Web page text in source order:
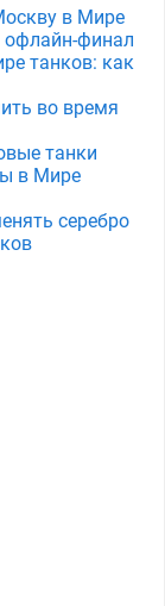
в Мире
офлайн-финал
танков: как
во время
танки
в Мире
серебро